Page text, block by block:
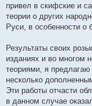
привел в скифские и
теории о других
Руси, в особенности о
Результаты своих
изданиях и во многом
теориями, я
несколько
Эти работы отчасти
в данном случае